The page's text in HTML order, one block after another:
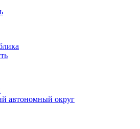
автономный округ